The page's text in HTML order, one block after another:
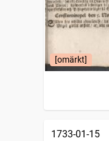
[omärkt]
1733-01-15